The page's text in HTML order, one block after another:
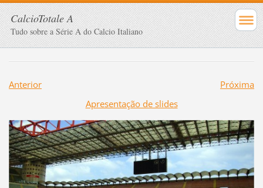
CalcioTotale A
Tudo sobre a Série A do Calcio Italiano
Anterior
Próxima
Apresentação de slides